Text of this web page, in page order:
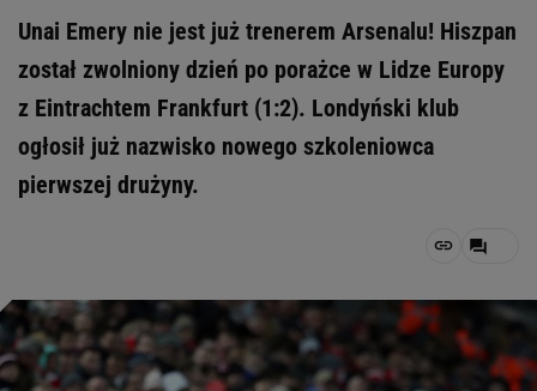
Unai Emery nie jest już trenerem Arsenalu! Hiszpan
został zwolniony dzień po porażce w Lidze Europy
z Eintrachtem Frankfurt (1:2). Londyński klub
ogłosił już nazwisko nowego szkoleniowca
pierwszej drużyny.